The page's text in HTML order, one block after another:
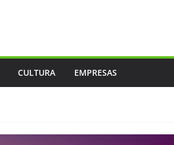
CULTURA EMPRESAS